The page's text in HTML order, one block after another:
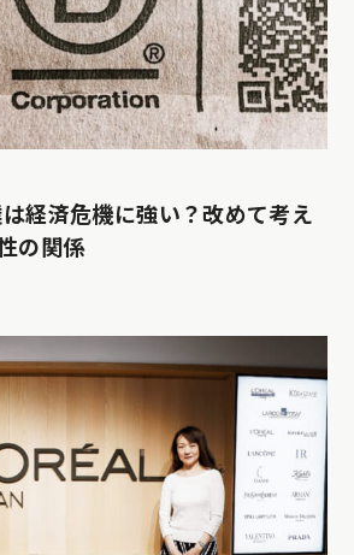
経済危機に強い？改めて考え
の関係